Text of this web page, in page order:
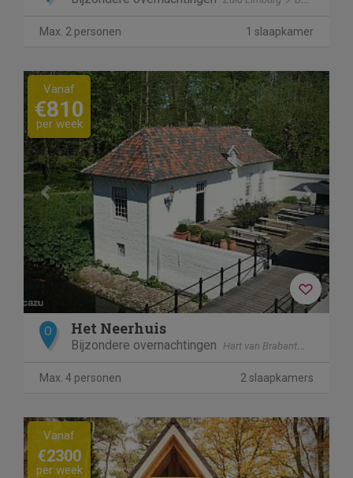
Max. 2 personen 1 slaapkamer
Previous Next
Vanaf
€810
per week
O Het Neerhuis
Bijzondere overnachtingen Hart van Brabant
Max. 4 personen 2 slaapkamers
Previous Next
Vanaf
€2300
per week